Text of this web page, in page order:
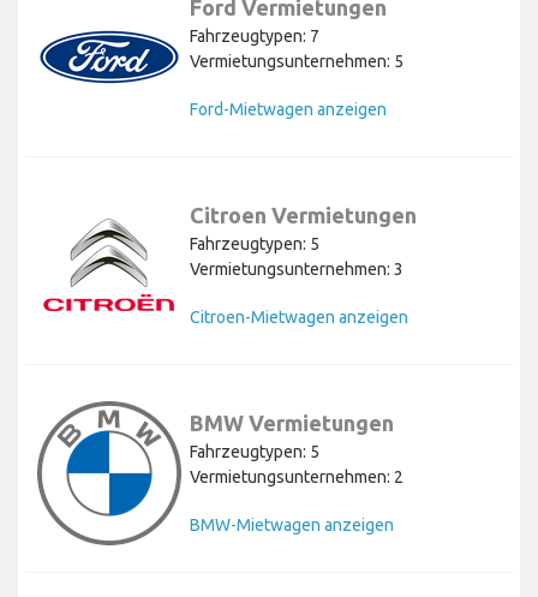
Ford Vermietungen
Fahrzeugtypen: 7
Vermietungsunternehmen: 5
Ford-Mietwagen anzeigen
Citroen Vermietungen
Fahrzeugtypen: 5
Vermietungsunternehmen: 3
Citroen-Mietwagen anzeigen
BMW Vermietungen
Fahrzeugtypen: 5
Vermietungsunternehmen: 2
BMW-Mietwagen anzeigen